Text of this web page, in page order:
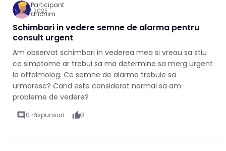
Participant
anonim
15 dec. 2025
Schimbari in vedere semne de alarma pentru
consult urgent
Am observat schimbari in vederea mea si vreau sa stiu
ce simptome ar trebui sa ma determine sa merg urgent
la oftalmolog. Ce semne de alarma trebuie sa
urmaresc? Cand este considerat normal sa am
probleme de vedere?
comment 0 răspunsuri thumb_up3